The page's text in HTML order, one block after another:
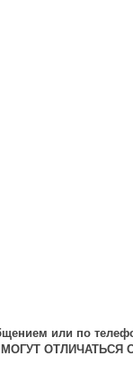
или по
ОТЛИЧАТЬСЯ